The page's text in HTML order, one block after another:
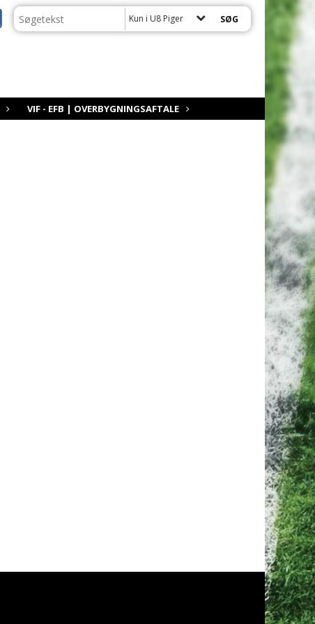
Kun i U8 Piger
VIF - EFB | OVERBYGNINGSAFTALE